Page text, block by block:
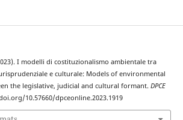
I modelli di costituzionalismo ambientale tra
e culturale: Models of environmental
the legislative, judicial and cultural formant. DPCE
10.57660/dpceonline.2023.1919